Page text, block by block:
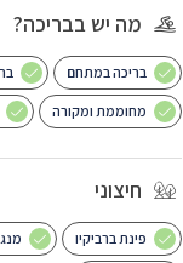
מה יש בבריכה?
בריכה במתחם
מחוממת ומקורה
חיצוני
פינת ברביקיו